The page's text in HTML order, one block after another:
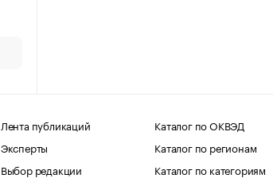
Лента публикаций
Эксперты
Выбор редакции
Каталог по ОКВЭД
Каталог по регионам
Каталог по категориям